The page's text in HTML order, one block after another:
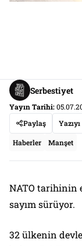
Serbestiyet
Yayın Tarihi:
Paylaş
Haberler Manşet
NATO tarihinin
sayım sürüyor.
32 ülkenin